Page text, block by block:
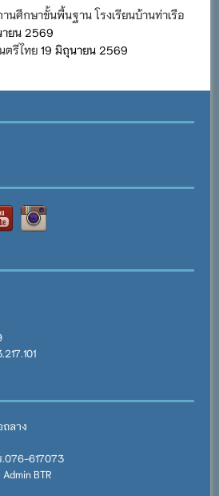
ศึกษาขั้นพื้นฐาน โรงเรียนบ้านท่าเรือ
ายน 2569
ตรีไทย 19 มิถุนายน 2569
ลาง
617073
BTR